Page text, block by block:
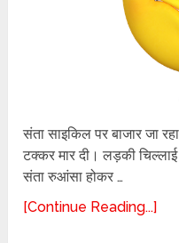
संता साइकिल पर बाजार जा
टक्कर मार दी। लड़की
संता रुआंसा होकर …
[Continue Reading...]